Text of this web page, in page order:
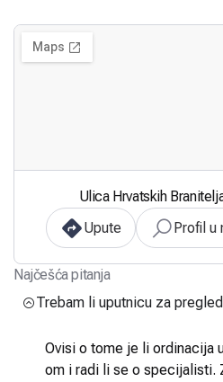
Ulica Hrvatskih
Upute
Profil u
Najčešća pitanja
Trebam li uputnicu za
Ovisi o tome je li ordinacija
om i radi li se o specijalisti.